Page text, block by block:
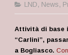
LND, News,
Attività di base
“Carlini”,
a Bogliasco.